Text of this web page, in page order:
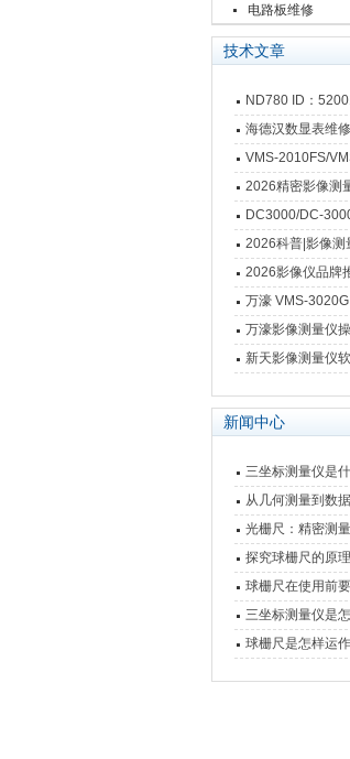
电路板维修
技术文章
ND780 ID：
德汉数显表故障维
海德汉数显表维
VMS-2010FS/
3020FS/VMS-
影像测量仪技术
2026精密影像测
南 靠谱品牌一站
DC3000/DC-
仪万濠数据处理
障维修方法
2026科普|影像测
原理、分类及选
2026影像仪品牌
影像测量仪选型
万濠 VMS-
仪技术规格与应
万濠影像测量仪
从开机到出报告
新天影像测量仪
新闻中心
三坐标测量仪是
原理、分类与核
讲清
从几何测量到数
握万濠影像测量仪
心能力
光栅尺：精密测
探究球栅尺的原
球栅尺在使用前
备工作？
三坐标测量仪是
的，功能有什么优
球栅尺是怎样运